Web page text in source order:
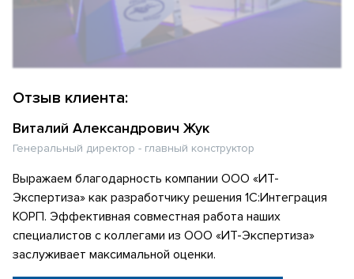
Отзыв клиента:
Виталий Александрович Жук
Генеральный директор - главный конструктор
Выражаем благодарность компании ООО «ИТ-
Экспертиза» как разработчику решения 1С:Интеграция
КОРП. Эффективная совместная работа наших
специалистов с коллегами из ООО «ИТ-Экспертиза»
заслуживает максимальной оценки.